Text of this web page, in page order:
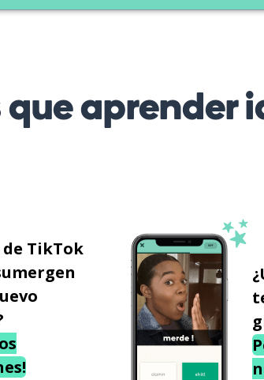
que aprender
de TikTok